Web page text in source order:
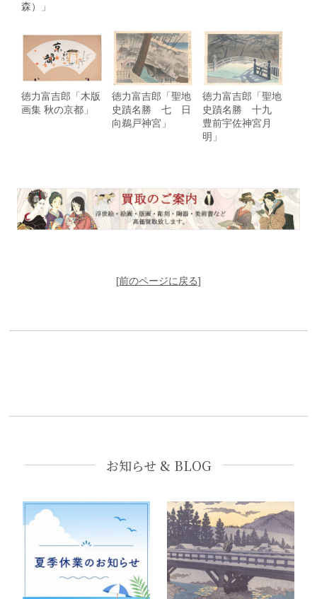
森）」
徳力富吉郎「木版
画集 秋の京都」
徳力富吉郎「聖地
史蹟名勝 七 日
向鵜戸神宮」
徳力富吉郎「聖地
史蹟名勝 十九
豊前宇佐神宮月
明」
[前のページに戻る]
お知らせ & BLOG